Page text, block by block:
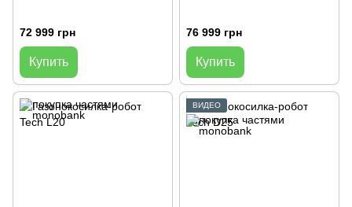
72 999 грн
Купить
76 999 грн
Купить
ВИДЕО